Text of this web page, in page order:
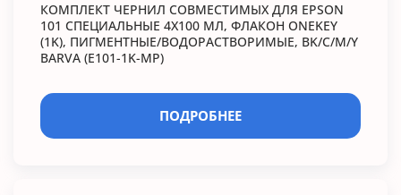
КОМПЛЕКТ ЧЕРНИЛ СОВМЕСТИМЫХ ДЛЯ EPSON
101 СПЕЦИАЛЬНЫЕ 4Х100 МЛ, ФЛАКОН ONEKEY
(1K), ПИГМЕНТНЫЕ/ВОДОРАСТВОРИМЫЕ, BK/C/M/Y
BARVA (E101-1K-MP)
ПОДРОБНЕЕ